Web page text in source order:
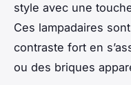
style avec une
Ces lampadaires
contraste fort en
ou des briques